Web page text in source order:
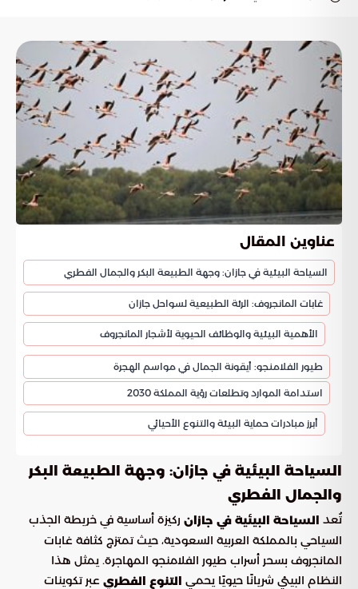
عناوين المقال
السياحة البيئية في جازان: وجهة الطبيعة البكر والجمال الفطري
غابات المانجروف: الرئة الطبيعية لسواحل جازان
الأهمية البيئية والوظائف الحيوية لأشجار المانجروف
طيور الفلامنجو: أيقونة الجمال في مواسم الهجرة
استدامة الموارد وتطلعات رؤية المملكة 2030
أبرز مبادرات حماية البيئة والتنوع الأحيائي
السياحة البيئية في جازان: وجهة الطبيعة البكر
والجمال الفطري
تُعد السياحة البيئية في جازان ركيزة أساسية في خريطة الجذب
السياحي بالمملكة العربية السعودية، حيث تمتزج كثافة غابات
المانجروف بسحر أسراب طيور الفلامنجو المهاجرة. يمثل هذا
النظام البيئي شريانًا حيويًا يحمي التنوع الفطري عبر تكوينات